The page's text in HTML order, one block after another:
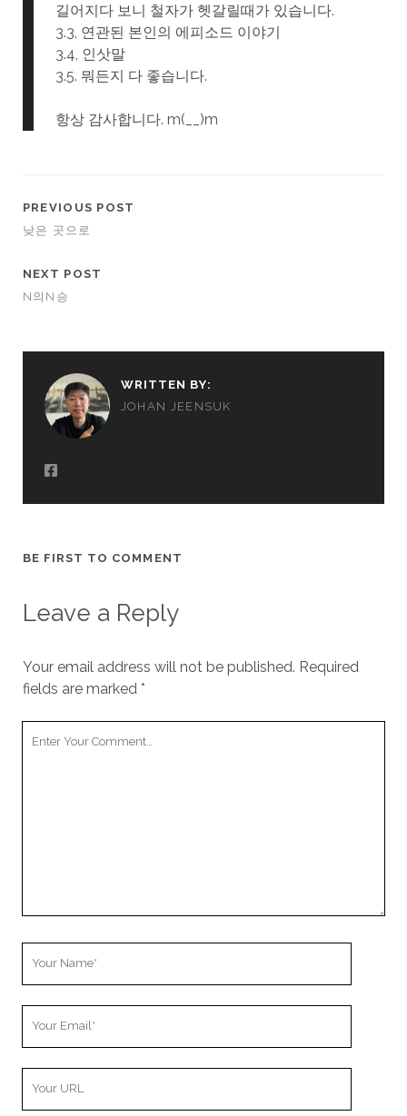
길어지다 보니 철자가 헷갈릴때가 있습니다.
3.3, 연관된 본인의 에피소드 이야기
3.4, 인삿말
3.5. 뭐든지 다 좋습니다.
항상 감사합니다. m(__)m
PREVIOUS POST
낮은 곳으로
NEXT POST
N의N승
WRITTEN BY:
JOHAN JEENSUK
BE FIRST TO COMMENT
Leave a Reply
Your email address will not be published. Required
fields are marked *